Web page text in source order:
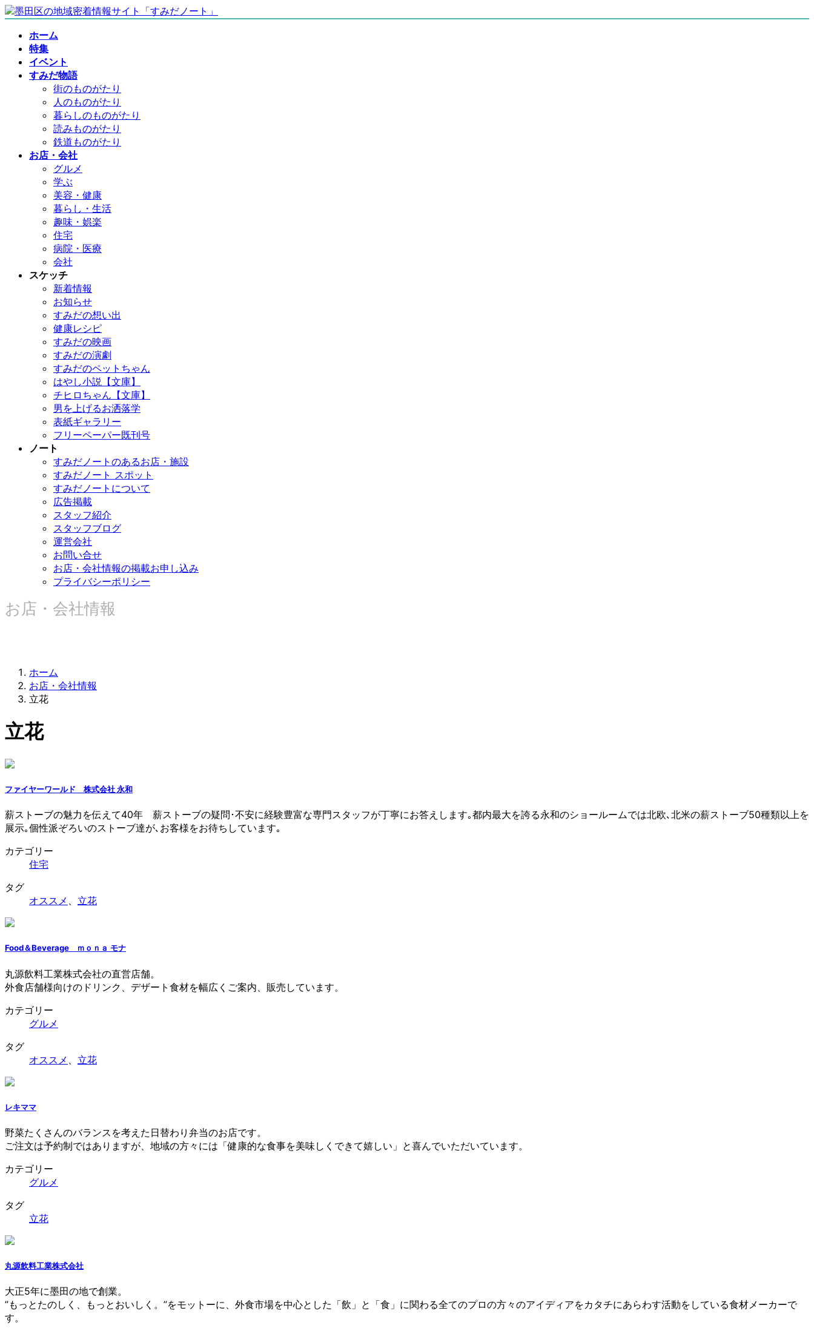
コ
ナ
ホーム
特集
イベント
すみだ物語
街のものがたり
人のものがたり
暮らしのものがたり
読みものがたり
鉄道ものがたり
お店・会社
グルメ
学ぶ
美容・健康
暮らし・生活
趣味・娯楽
住宅
病院・医療
会社
スケッチ
新着情報
お知らせ
すみだの想い出
健康レシピ
すみだの映画
すみだの演劇
すみだのペットちゃん
はやし小説【文庫】
チヒロちゃん【文庫】
男を上げるお洒落学
表紙ギャラリー
フリーペーパー既刊号
ノート
すみだノートのあるお店・施設
すみだノート スポット
すみだノートについて
広告掲載
スタッフ紹介
スタッフブログ
運営会社
お問い合せ
お店・会社情報の掲載お申し込み
プライバシーポリシー
お店・会社情報
ホーム
お店・会社情報
立花
立花
ファイヤーワールド 株式会社 永和
薪ストーブの魅力を伝えて40年 薪ストーブの疑問･不安に経験豊富な専門スタッフが丁寧にお答えします｡都内最大を誇る永和のショールームでは北欧､北米の薪ストーブ50種類以上を
展示｡個性派ぞろいのストーブ達が､お客様をお待ちしています｡
カテゴリー
住宅
タグ
オススメ 、 立花
Food＆Beverage ｍｏｎａ モナ
丸源飲料工業株式会社の直営店舗。
外食店舗様向けのドリンク、デザート食材を幅広くご案内、販売しています。
カテゴリー
グルメ
タグ
オススメ
立花
レキママ
野菜たくさんのバランスを考えた日替わり弁当のお店です。
ご注文は予約制ではありますが、地域の方々には「健康的な食事を美味しくできて嬉しい」と喜んでいただいています。
カテゴリー
グルメ
タグ
立花
丸源飲料工業株式会社
大正5年に墨田の地で創業。
”もっとたのしく、もっとおいしく。”をモットーに、外食市場を中心とした「飲」と「食」に関わる全てのプロの方々のアイディアをカタチにあらわす活動をしている食材メーカーで
す。